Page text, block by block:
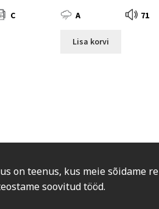
C A 71
Lisa korvi
on teenus, kus meie sõidame
soovitud tööd.